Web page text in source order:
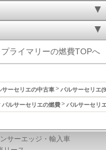
ライマリーの燃費TOPへ
サーセリエの中古車 パルサーセリエ
パルサーセリエの燃費 パルサーセリ
サーエッジ・輸入車